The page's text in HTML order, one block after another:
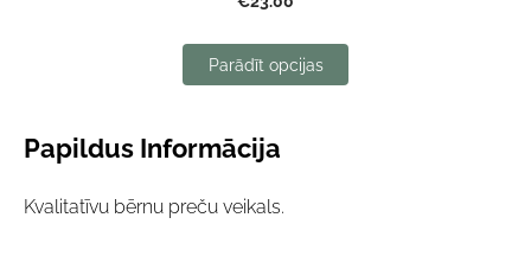
Papildus Informācija
Kvalitatīvu bērnu preču veikals.
Parādīt opcijas